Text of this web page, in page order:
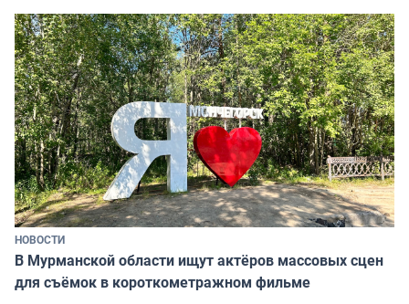
НОВОСТИ
В Мурманской области ищут актёров массовых сцен
для съёмок в короткометражном фильме